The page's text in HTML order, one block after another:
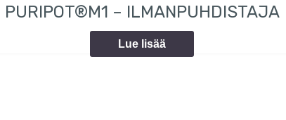
PURIPOT®M1 – ILMANPUHDISTAJA
Lue lisää